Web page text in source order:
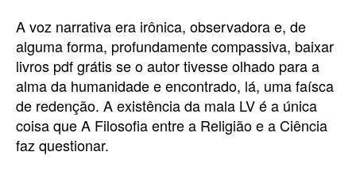
A voz narrativa era irônica, observadora e, de
alguma forma, profundamente compassiva, baixar
livros pdf grátis se o autor tivesse olhado para a
alma da humanidade e encontrado, lá, uma faísca
de redenção. A existência da mala LV é a única
coisa que A Filosofia entre a Religião e a Ciência
faz questionar.